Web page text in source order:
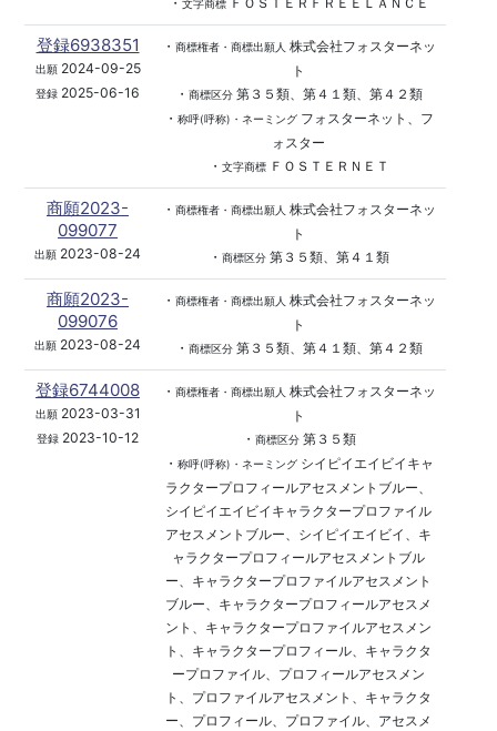
文字商標
登録6938351
出願2024-09-25
登録 2025-06-16
・ 商標権者・商標出願人 株式会社フォスターネッ
ト
・ 商標区分第３５類、第４１類、第４２類
・ 称呼(呼称)・ネーミングフォスターネット、フ
ォスター
・ 文字商標ＦＯＳＴＥＲＮＥＴ
商願2023-
099077
出願 2023-08-24
・ 商標権者・商標出願人 株式会社フォスターネッ
ト
・ 商標区分第３５類、第４１類
商願2023-
099076
出願 2023-08-24
・ 商標権者・商標出願人 株式会社フォスターネッ
ト
・ 商標区分第３５類、第４１類、第４２類
登録6744008
出願2023-03-31
登録 2023-10-12
・ 商標権者・商標出願人 株式会社フォスターネッ
ト
・ 商標区分第３５類
・ 称呼(呼称)・ネーミングシイピイエイビイキャ
ラクタープロフィールアセスメントブルー、
シイピイエイビイキャラクタープロファイル
アセスメントブルー、シイピイエイビイ、キ
ャラクタープロフィールアセスメントブル
ー、キャラクタープロファイルアセスメント
ブルー、キャラクタープロフィールアセスメ
ント、キャラクタープロファイルアセスメン
ト、キャラクタープロフィール、キャラクタ
ープロファイル、プロフィールアセスメン
ト、プロファイルアセスメント、キャラクタ
ー、プロフィール、プロファイル、アセスメ